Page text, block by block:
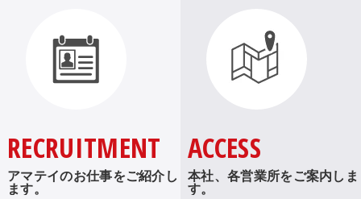
RECRUITMENT
アマテイのお仕事をご紹介し
ます。
ACCESS
本社、各営業所をご案内しま
す。